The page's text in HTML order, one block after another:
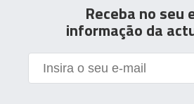
Receba no seu
informação da